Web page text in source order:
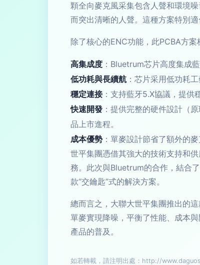
顆全向麥克風采集包含人聲和環境
而突出清晰的人聲。這種方案特別
除了核心的ENC功能，此PCBA方案
高集成度 ：Bluetrum芯片高度集成
低功耗與長續航 ：芯片采用低功耗
穩定連接：支持藍牙5.X協議，提供
快速開發 ：提供完整的硬件設計（
品上市進程。
成本優勢 ：單麥設計節省了額外的
世平集團憑借其強大的技術支持和
務。此次與Bluetrum的合作，結合
款“交鑰匙”式的解決方案。
總而言之，大聯大世平集團推出的
單麥實現降噪，平衡了性能、成本
產品的普及。
如若轉載，請注明出處：http://